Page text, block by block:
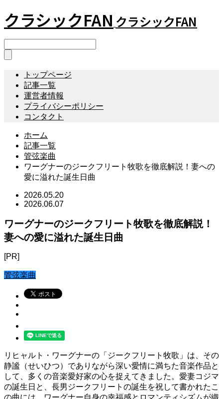
クラシックFAN クラシックFAN
トップページ
記事一覧
運営者情報
プライバシーポリシー
コンタクト
ホーム
記事一覧
管弦楽曲
ワーグナーのジークフリート牧歌を徹底解説！妻への
愛に溢れた誕生日曲
2026.05.20
2026.06.07
ワーグナーのジークフリート牧歌を徹底解説！
妻への愛に溢れた誕生日曲
[PR]
管弦楽曲
リヒャルト・ワーグナーの「ジークフリート牧歌」は、その
静謐（せいひつ）でありながら深い愛情に満ちた音楽作品と
して、多くの音楽愛好家の心を捉えてきました。愛妻コジマ
の誕生日と、長男ジークフリートの誕生を祝して書かれたこ